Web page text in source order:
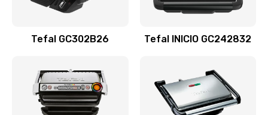
Tefal GC302B26 Tefal INICIO GC242832